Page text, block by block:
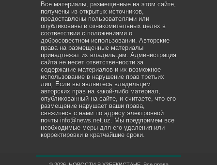
Все материалы, размещенные на этом сайте,
получены из открытых источников,
предоставлены пользователями или
опубликованы в ознакомительных целях в
соответствии с положениями о
добросовестном использовании. Авторские
права на размещенные материалы
принадлежат их владельцам. Администрация
сайта не несет ответственности за
содержание материалов и их возможное
использование в нарушение прав третьих
лиц. Если вы являетесь владельцем
авторских прав на какой-либо материал,
опубликованный на сайте, и считаете, что его
размещение нарушает ваши права,
свяжитесь с нами по адресу электронной
почты info@news.net.uz. Мы предпримем все
необходимые меры для его удаления или
корректировки в кратчайшие сроки.